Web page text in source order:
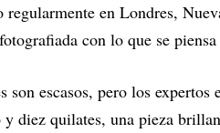
regularmente en Londres,
con lo que se
son escasos, pero los
diez quilates, una pieza